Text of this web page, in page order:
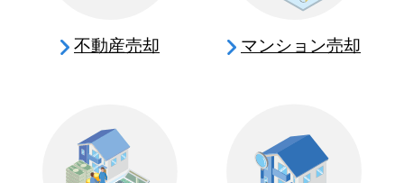
不動産売却 マンション売却